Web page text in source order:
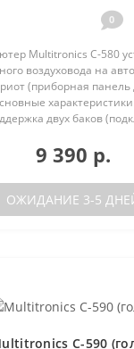
0
Multitronics C-580
воздуховода на
(приборная панель
двух баков
9 390 р.
ОЖИДАНИЕ 3-5
C-590